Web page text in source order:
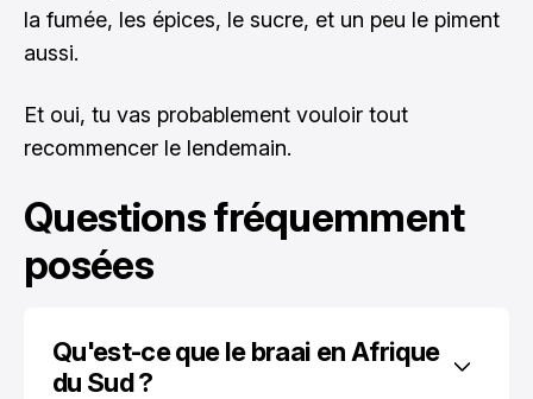
la fumée, les épices, le sucre, et un peu le piment
aussi.
Et oui, tu vas probablement vouloir tout
recommencer le lendemain.
Questions fréquemment
posées
Qu'est-ce que le braai en Afrique
du Sud ?